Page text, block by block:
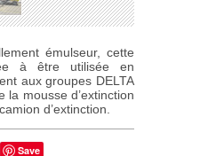
émulseur, cette
à être utilisée en
aux groupes DELTA
la mousse d’extinction
d’extinction.
Save